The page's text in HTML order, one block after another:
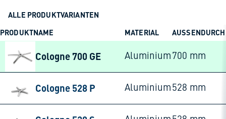
ALLE PRODUKTVARIANTEN
PRODUKTNAME
MATERIAL
Cologne 700 GE Aluminium 700 mm
Cologne 528 P Aluminium 528 mm